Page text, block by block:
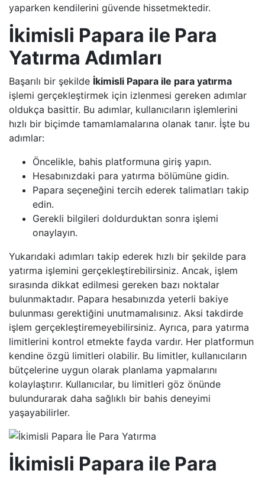
yaparken kendilerini güvende hissetmektedir.
İkimisli Papara ile Para
Yatırma Adımları
Başarılı bir şekilde İkimisli Papara ile para yatırma
işlemi gerçekleştirmek için izlenmesi gereken adımlar
oldukça basittir. Bu adımlar, kullanıcıların işlemlerini
hızlı bir biçimde tamamlamalarına olanak tanır. İşte bu
adımlar:
Öncelikle, bahis platformuna giriş yapın.
Hesabınızdaki para yatırma bölümüne gidin.
Papara seçeneğini tercih ederek talimatları takip
edin.
Gerekli bilgileri doldurduktan sonra işlemi
onaylayın.
Yukarıdaki adımları takip ederek hızlı bir şekilde para
yatırma işlemini gerçekleştirebilirsiniz. Ancak, işlem
sırasında dikkat edilmesi gereken bazı noktalar
bulunmaktadır. Papara hesabınızda yeterli bakiye
bulunması gerektiğini unutmamalısınız. Aksi takdirde
işlem gerçekleştiremeyebilirsiniz. Ayrıca, para yatırma
limitlerini kontrol etmekte fayda vardır. Her platformun
kendine özgü limitleri olabilir. Bu limitler, kullanıcıların
bütçelerine uygun olarak planlama yapmalarını
kolaylaştırır. Kullanıcılar, bu limitleri göz önünde
bulundurarak daha sağlıklı bir bahis deneyimi
yaşayabilirler.
İkimisli Papara ile Para